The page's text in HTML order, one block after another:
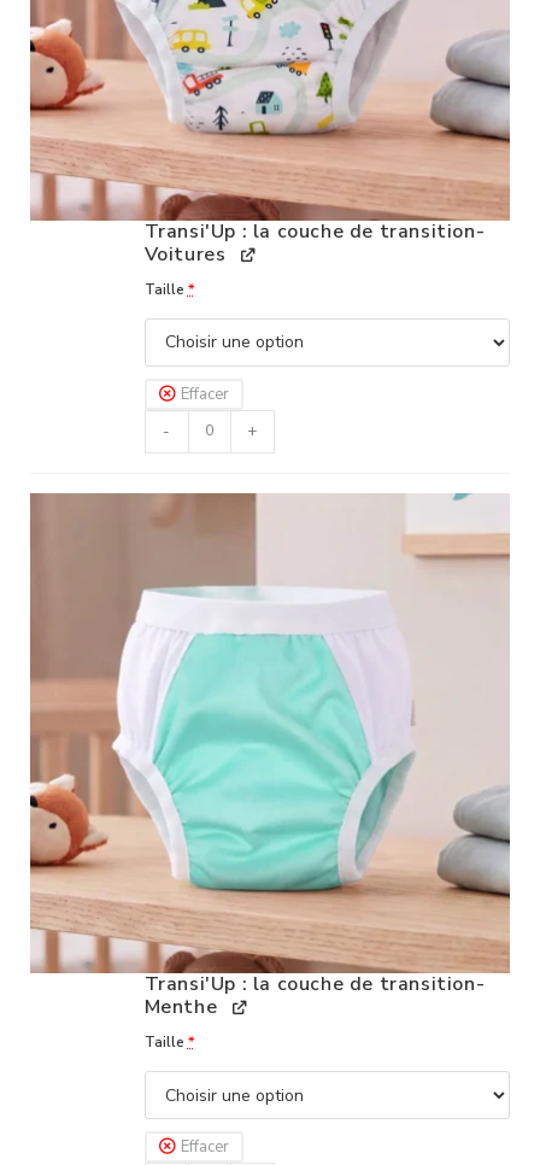
Transi'Up : la couche de transition-
Voitures
Taille *
Effacer
-
+
Transi'Up : la couche de transition-
Menthe
Taille *
Effacer